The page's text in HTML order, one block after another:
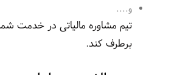
و....
تیم مشاوره مالیاتی در خدمت
برطرف کند.